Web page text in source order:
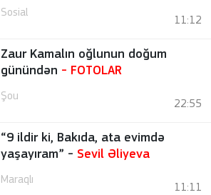
Sosial
11:12
Zaur Kamalın oğlunun doğum
günündən - FOTOLAR
Şou
22:55
“9 ildir ki, Bakıda, ata evimdə
yaşayıram” - Sevil Əliyeva
Maraqlı
11:11